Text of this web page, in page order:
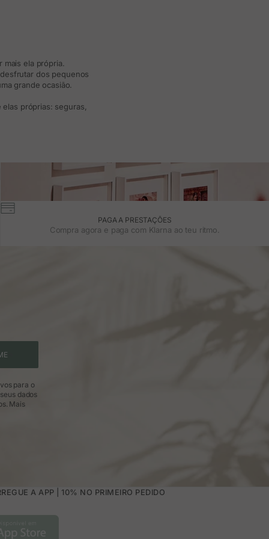
ela própria.
dos pequenos
grande ocasião.
próprias: seguras,
PAGA A PRESTAÇÕES
Compra agora e paga com Klarna ao teu ritmo.
para o
dados
Mais
A APP | 10% NO PRIMEIRO PEDIDO